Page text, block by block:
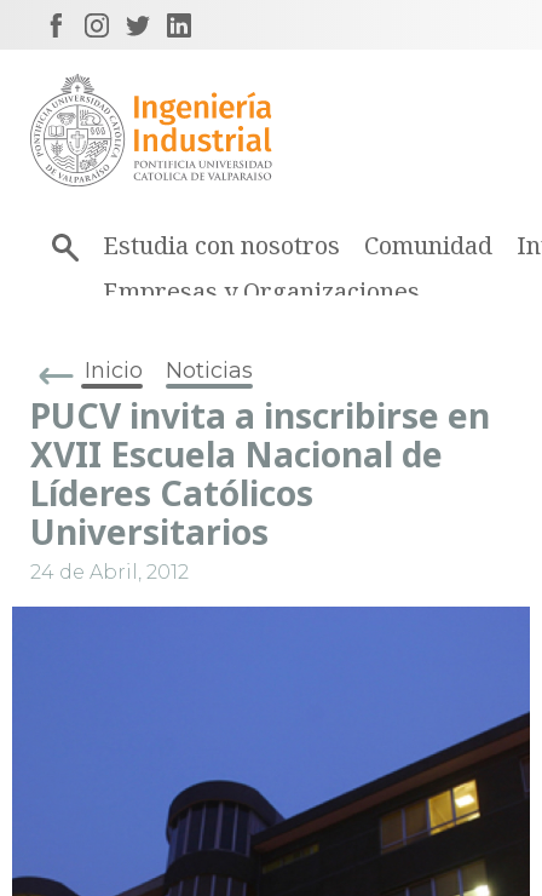
Estudia con nosotros Comunidad
Empresas y Organizaciones
Inicio Noticias
PUCV invita a inscribirse en
XVII Escuela Nacional de
Líderes Católicos
Universitarios
24 de Abril, 2012